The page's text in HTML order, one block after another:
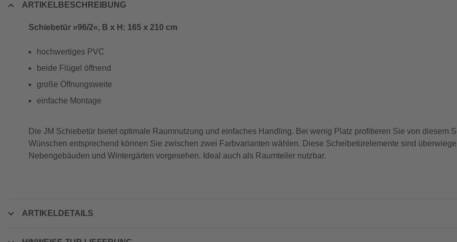
ARTIKELBESCHREIBUNG
Schiebetür »96/2«, B x H: 165 x 210 cm
hochwertiges PVC
beide Flügel öffnend
große Öffnungsweite
einfache Montage
Die JM Schiebetür bietet optimale Raumnutzung und einfaches Handling. Bei wenig Platz profitieren Sie von diesem
Wünschen entsprechend können Sie zwischen zwei Farbvarianten wählen. Diese Scheibetürelemente sind
Nebengebäuden und Wintergärten vorgesehen. Ideal auch als Raumteiler nutzbar.
ARTIKELDETAILS